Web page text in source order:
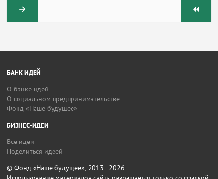
БАНК ИДЕЙ
О банке идей
О социальном предпринимательстве
Фонд «Наше будущее»
БИЗНЕС-ИДЕИ
Все идеи
Поделиться идеей
© Фонд «Наше будущее», 2013—2026